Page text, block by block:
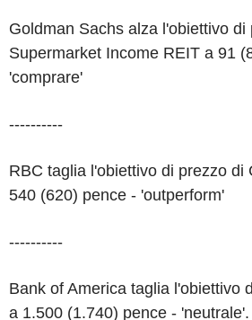
Goldman Sachs alza l'obiettivo di
Supermarket Income REIT a 91
'comprare'
----------
RBC taglia l'obiettivo di prezzo di
540 (620) pence - 'outperform'
----------
Bank of America taglia l'obiettivo
a 1.500 (1.740) pence - 'neutrale'.